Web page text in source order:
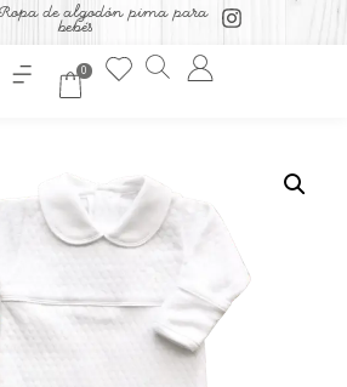
de algodón pima para
bebés
0